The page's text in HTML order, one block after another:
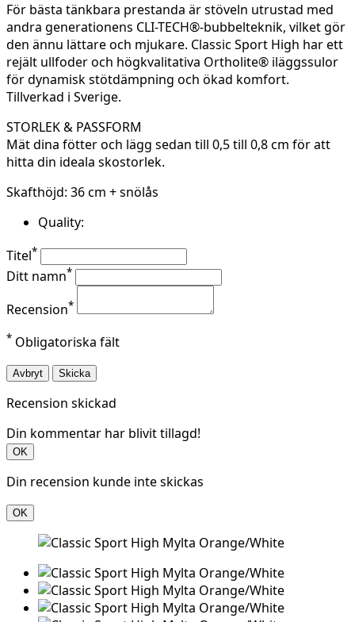
För bästa tänkbara prestanda är stöveln utrustad med
andra generationens CLI-TECH®-bubbelteknik, vilket gör
den ännu lättare och mjukare. Classic Sport High har ett
rejält ullfoder och högkvalitativa Ortholite® iläggssulor
för dynamisk stötdämpning och ökad komfort.
Tillverkad i Sverige.
STORLEK & PASSFORM
Mät dina fötter och lägg sedan till 0,5 till 0,8 cm för att
hitta din ideala skostorlek.
Skafthöjd: 36 cm + snölås
Quality:
Titel*
Ditt namn*
Recension*
* Obligatoriska fält
Avbryt Skicka
Recension skickad
Din kommentar har blivit tillagd!
OK
Din recension kunde inte skickas
OK